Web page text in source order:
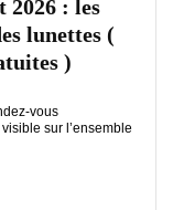
2026 : les
lunettes (
)
vous
sur l’ensemble